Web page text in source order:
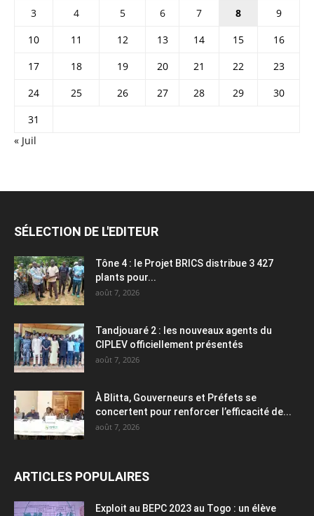
3
4 5 6 7 8
9
10
11 12 13 14 15
16
17
18 19 20 21 22
23
24
25 26 27 28 29
30
31
« Juil
SÉLECTION DE L'EDITEUR
Tône 4 : le Projet BRICS distribue 3 427
plants pour...
août 7, 2026
Tandjouaré 2 : les nouveaux agents du
CIPLEV officiellement présentés
août 7, 2026
À Blitta, Gouverneurs et Préfets se
concertent pour renforcer l’efficacité de...
août 7, 2026
ARTICLES POPULAIRES
Exploit au BEPC 2023 au Togo : un élève